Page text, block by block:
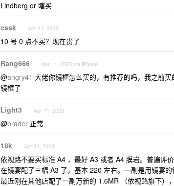
Lindberg or 瞎买
cssk Apr 11, 2023
10 号 0 点不买？现在贵了
Rang666 Apr 11, 2023 via iPhone
@angry41 大佬你镜框怎么买的，有推荐的吗，我之前
镜框了
Light3 Apr 11, 2023
@brader 正常
18k Apr 11, 2023
依视路不要买标准 A4 ，最好 A3 或者 A4 膜岩。普遍评价
在镜宴配了三幅 A3 了，基本 220 左右。一副是用镜宴
最近刚在其他店配了一副万新的 1.6MR （依视路旗下）